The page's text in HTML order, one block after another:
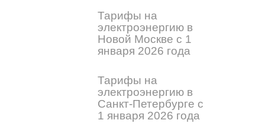
Тарифы на
электроэнергию в
Новой Москве с 1
января 2026 года
Тарифы на
электроэнергию в
Санкт-Петербурге с
1 января 2026 года